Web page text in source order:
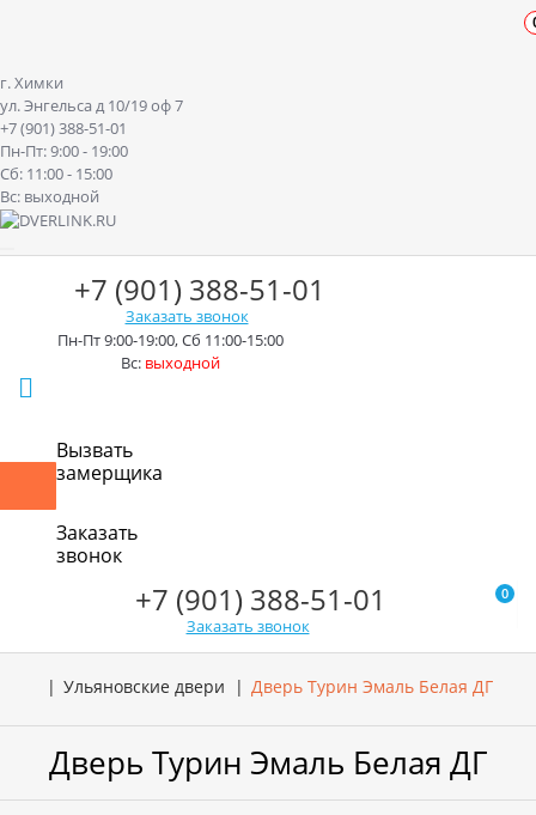
г. Химки
ул. Энгельса д 10/19 оф 7
+7 (901) 388-51-01
Пн-Пт: 9:00 - 19:00
Сб: 11:00 - 15:00
Вс: выходной
+7 (901) 388-51-01
Заказать звонок
Пн-Пт 9:00-19:00, Сб 11:00-15:00
Вс: выходной
Вызвать
замерщика
Заказать
звонок
+7 (901) 388-51-01
Заказать звонок
0
Ульяновские двери Дверь Турин Эмаль Белая ДГ
Дверь Турин Эмаль Белая ДГ